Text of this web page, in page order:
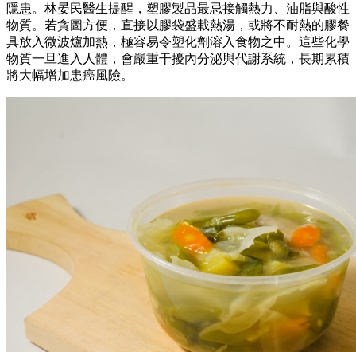
隱患。林晏民醫生提醒，塑膠製品最忌接觸熱力、油脂與酸性
物質。若貪圖方便，直接以膠袋盛載熱湯，或將不耐熱的膠餐
具放入微波爐加熱，極容易令塑化劑溶入食物之中。這些化學
物質一旦進入人體，會嚴重干擾內分泌與代謝系統，長期累積
將大幅增加患癌風險。